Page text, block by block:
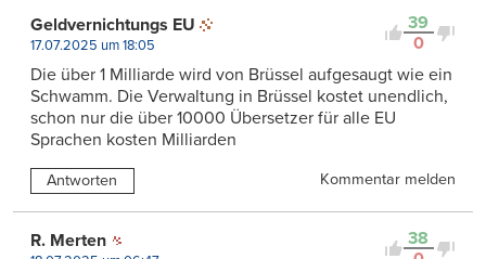
39
0
Geldvernichtungs EU
17.07.2025 um 18:05
Die über 1 Milliarde wird von Brüssel aufgesaugt wie ein
Schwamm. Die Verwaltung in Brüssel kostet unendlich,
schon nur die über 10000 Übersetzer für alle EU
Sprachen kosten Milliarden
Antworten Kommentar melden
38
R. Merten